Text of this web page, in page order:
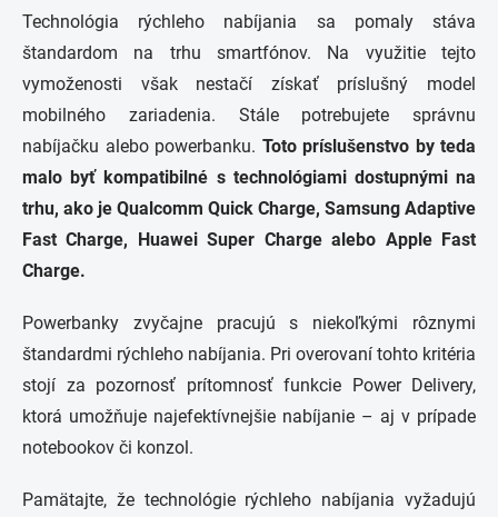
Technológia rýchleho nabíjania sa pomaly stáva
štandardom na trhu smartfónov. Na využitie tejto
vymoženosti však nestačí získať príslušný model
mobilného zariadenia. Stále potrebujete správnu
nabíjačku alebo powerbanku. Toto príslušenstvo by teda
malo byť kompatibilné s technológiami dostupnými na
trhu, ako je Qualcomm Quick Charge, Samsung Adaptive
Fast Charge, Huawei Super Charge alebo Apple Fast
Charge.
Powerbanky zvyčajne pracujú s niekoľkými rôznymi
štandardmi rýchleho nabíjania. Pri overovaní tohto kritéria
stojí za pozornosť prítomnosť funkcie Power Delivery,
ktorá umožňuje najefektívnejšie nabíjanie – aj v prípade
notebookov či konzol.
Pamätajte, že technológie rýchleho nabíjania vyžadujú